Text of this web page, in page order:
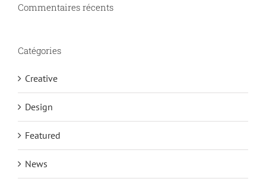
Commentaires récents
Catégories
Creative
Design
Featured
News